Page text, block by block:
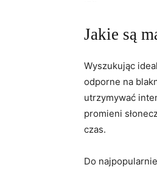
Jakie są⁢
Wyszukując
odporne na‌
utrzymywać
promieni
czas.
Do